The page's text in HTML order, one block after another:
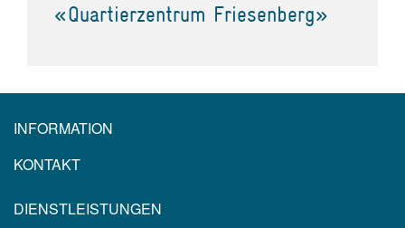
«Quartierzentrum Friesenberg»
INFORMATION
KONTAKT
DIENSTLEISTUNGEN